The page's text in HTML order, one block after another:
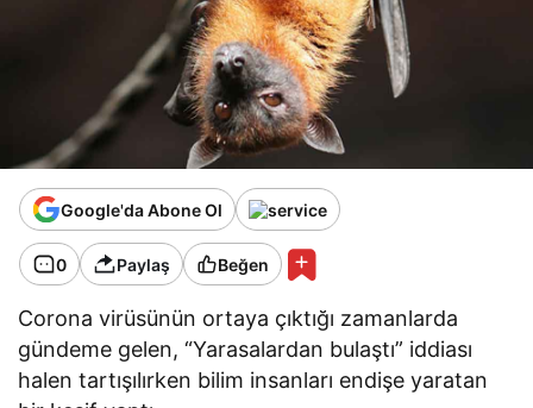
Google'da Abone Ol
0 Paylaş Beğen
Corona virüsünün ortaya çıktığı zamanlarda
gündeme gelen, “Yarasalardan bulaştı” iddiası
halen tartışılırken bilim insanları endişe yaratan